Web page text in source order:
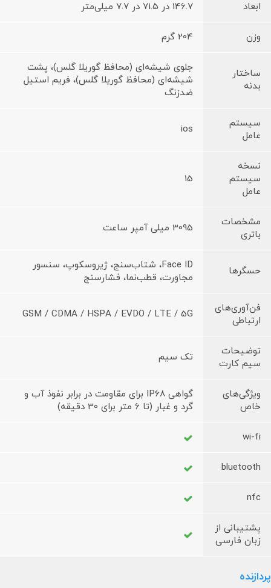
ابعاد 146.7 در 71.5 در 7.7 میلی‌متر
وزن 204 گرم
ساختار
بدنه
جلوی شیشه‌ای (محافظ گوریلا گلس)، پشت
شیشه‌ای (محافظ گوریلا گلس)، فریم استیل
ضدزنگ
سیستم
عامل
ios
نسخه
سیستم
عامل
15
مشخصات
باتری
3095 میلی آمپر ساعت
حسگرها
Face ID، شتاب‌سنج، ژیروسکوپ، سنسور
مجاورت، قطب‌نما، فشارسنج
فن‌آوری‌های
ارتباطی
GSM / CDMA / HSPA / EVDO / LTE / 5G
توضیحات
سیم کارت
تک سیم
ویژگی‌های
خاص
گواهی IP68 برای مقاومت در برابر نفوذ آب و
گرد و غبار (تا 6 متر برای 30 دقیقه)
wi-fi
bluetooth
nfc
پشتیبانی از
زبان فارسی
پردازنده